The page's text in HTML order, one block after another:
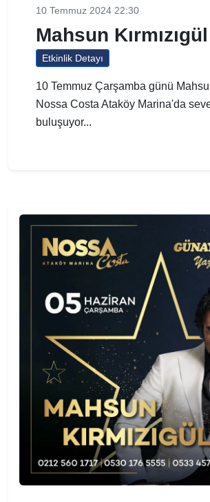
10 Temmuz 2024 22:30
Mahsun Kırmızıgül
Etkinlik Detayı
10 Temmuz Çarşamba günü
Nossa Costa Ataköy Marina'da
buluşuyor...